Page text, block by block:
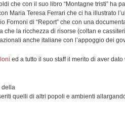
che con il suo libro “Montagne tristi” ha
Maria Teresa Ferrari che ci ha illustrato
Fornoni di “Report” che con una
che la ricchezza di risorse (coltan e
anche italiane con l’appoggio dei
ed a tutto il suo staff il merito di aver
della
quelli di altri popoli e ambienti